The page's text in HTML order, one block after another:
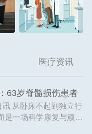
医疗资讯
63岁脊髓损伤患者
立行
一场科学康复与顽强